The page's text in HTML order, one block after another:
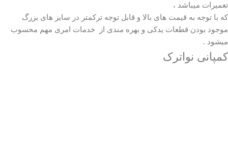
تعمیرات میباشد ،
که با توجه به قیمت های بالا و قابل توجه ترکمتر در سایز های بزرگ
موجود بودن قطعات یدکی و بهره مندی از خدمات امری مهم محسوب
میشود .
کمپانی نواترک